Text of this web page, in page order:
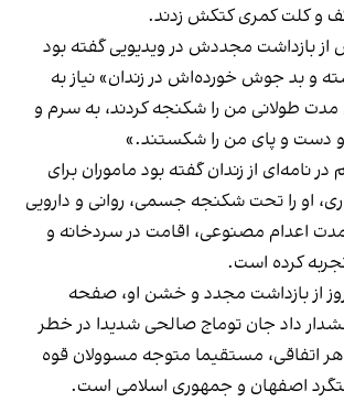
و کلت کمری کتکش زدند.
بازداشت مجددش در ویدیویی گفته بود
و بد جوش‌ خورده‌اش در زندان» نیاز به
طولانی من را شکنجه کردند، به سرم و
و دست و پای من را شکستند.»
نامه‌ای از زندان گفته بود ماموران برای
او را تحت شکنجه جسمی، روانی و دارویی
مدت اعدام مصنوعی، اقامت در سردخانه و
کرده است.
گذشت حدود ۹ روز از بازداشت مجدد و خشن او، صفحه
داد جان توماج صالحی شدیدا در خطر
اتفاقی، مستقیما متوجه مسوولان قوه
اصفهان و جمهوری اسلامی است.